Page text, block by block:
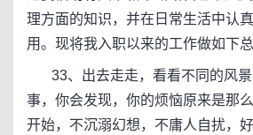
理方面的知识，并在日常生活中认
用。现将我入职以来的工作做如下总
33、出去走走，看看不同的风景
事，你会发现，你的烦恼原来是那
开始，不沉溺幻想，不庸人自扰，